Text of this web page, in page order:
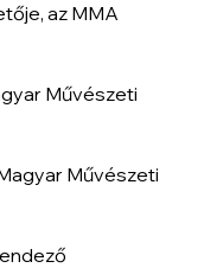
az MMA
Művészeti
Művészeti